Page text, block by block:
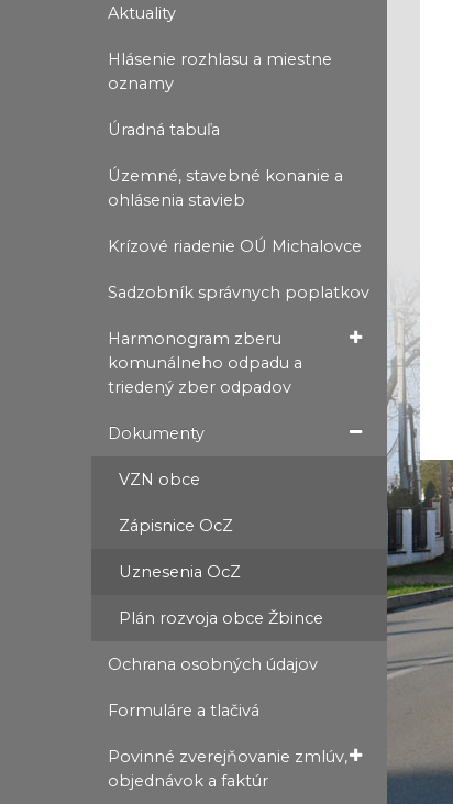
Aktuality
Hlásenie rozhlasu a miestne
oznamy
Úradná tabuľa
Územné, stavebné konanie a
ohlásenia stavieb
Krízové riadenie OÚ Michalovce
Sadzobník správnych poplatkov
Harmonogram zberu
komunálneho odpadu a
triedený zber odpadov
Dokumenty
VZN obce
Zápisnice OcZ
Uznesenia OcZ
Plán rozvoja obce Žbince
Ochrana osobných údajov
Formuláre a tlačivá
Povinné zverejňovanie zmlúv,
objednávok a faktúr